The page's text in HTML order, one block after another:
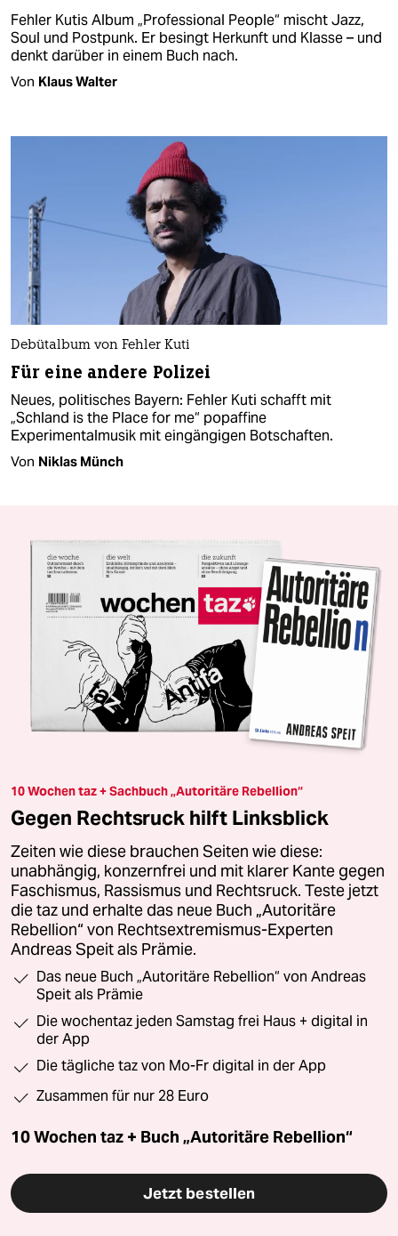
Fehler Kutis Album „Professional People“ mischt Jazz,
Soul und Postpunk. Er besingt Herkunft und Klasse – und
denkt darüber in einem Buch nach.
Von Klaus Walter
Debütalbum von Fehler Kuti
Für eine andere Polizei
Neues, politisches Bayern: Fehler Kuti schafft mit
„Schland is the Place for me“ popaffine
Experimentalmusik mit eingängigen Botschaften.
Von Niklas Münch
10 Wochen taz + Sachbuch „Autoritäre Rebellion“
Gegen Rechtsruck hilft Linksblick
Zeiten wie diese brauchen Seiten wie diese:
unabhängig, konzernfrei und mit klarer Kante gegen
Faschismus, Rassismus und Rechtsruck. Teste jetzt
die taz und erhalte das neue Buch „Autoritäre
Rebellion“ von Rechtsextremismus-Experten
Andreas Speit als Prämie.
Das neue Buch „Autoritäre Rebellion“ von Andreas
Speit als Prämie
Die wochentaz jeden Samstag frei Haus + digital in
der App
Die tägliche taz von Mo-Fr digital in der App
Zusammen für nur 28 Euro
10 Wochen taz + Buch „Autoritäre Rebellion“
Jetzt bestellen